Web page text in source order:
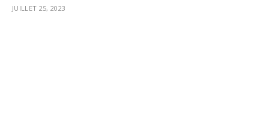
JUILLET 25, 2023